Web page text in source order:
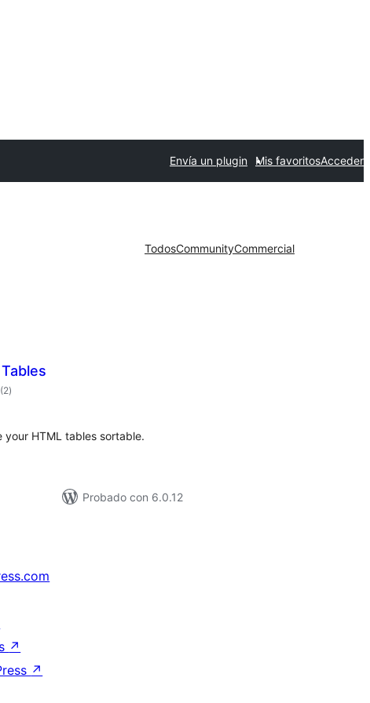
Envía un plugin Mis favoritosAcceder
TodosCommunityCommercial
(2valoraciones
en
)
HTML tables sortable.
Probado con 6.0.12
↗
↗